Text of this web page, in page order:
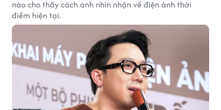
nào cho thấy cách anh nhìn nhận về điện ảnh thời
điểm hiện tại.